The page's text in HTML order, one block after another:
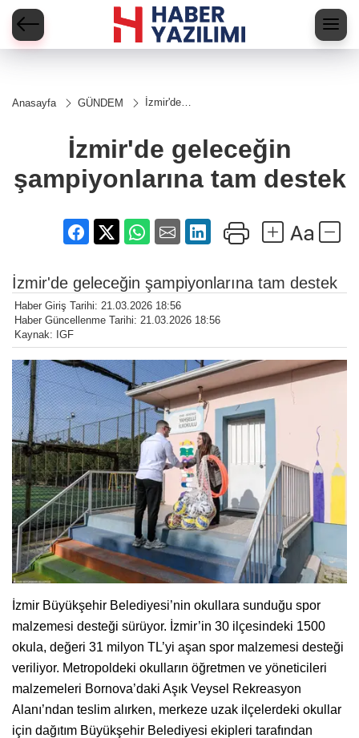
Anasayfa GÜNDEM
İzmir'de
tam destek
İzmir'de geleceğin
şampiyonlarına tam destek
İzmir'de geleceğin şampiyonlarına tam destek
Haber Giriş Tarihi: 21.03.2026 18:56
Haber Güncellenme Tarihi: 21.03.2026 18:56
Kaynak: IGF
İzmir Büyükşehir Belediyesi’nin okullara sunduğu spor
malzemesi desteği sürüyor. İzmir’in 30 ilçesindeki 1500
okula, değeri 31 milyon TL’yi aşan spor malzemesi desteği
veriliyor. Metropoldeki okulların öğretmen ve yöneticileri
malzemeleri Bornova’daki Aşık Veysel Rekreasyon
Alanı’ndan teslim alırken, merkeze uzak ilçelerdeki okullar
için dağıtım Büyükşehir Belediyesi ekipleri tarafından